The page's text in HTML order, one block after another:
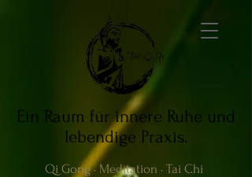
Ein Raum für innere Ruhe und
lebendige Praxis.
Qi Gong · Meditation · Tai Chi